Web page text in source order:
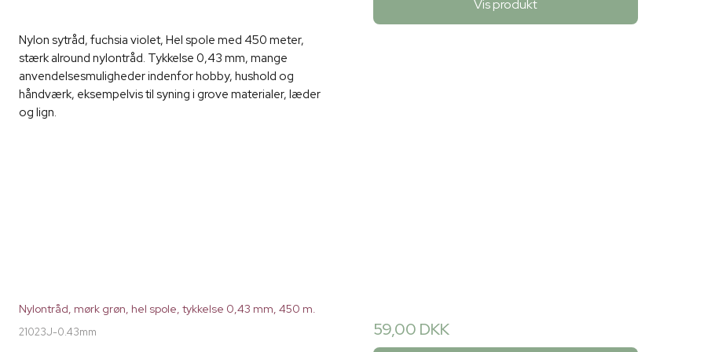
Nylon sytråd, fuchsia violet, Hel spole med 450 meter,
stærk alround nylontråd. Tykkelse 0,43 mm, mange
anvendelsesmuligheder indenfor hobby, hushold og
håndværk, eksempelvis til syning i grove materialer, læder
og lign.
Vis produkt
Nylontråd, mørk grøn, hel spole, tykkelse 0,43 mm, 450 m.
21023J-0.43mm 59,00 DKK